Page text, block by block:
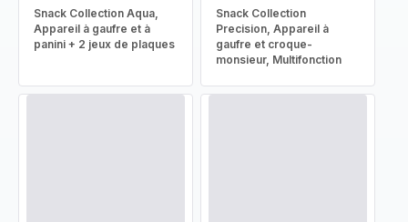
Snack Collection Aqua,
Appareil à gaufre et à
panini + 2 jeux de plaques
Snack Collection
Precision, Appareil à
gaufre et croque-
monsieur, Multifonction